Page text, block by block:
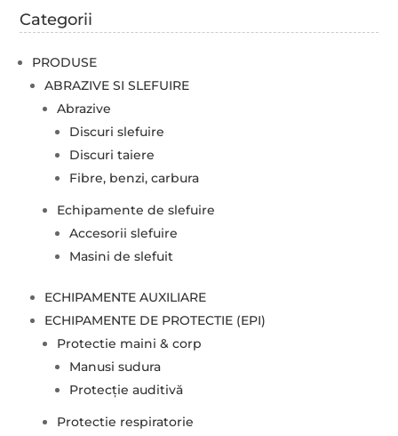
Categorii
PRODUSE
ABRAZIVE SI SLEFUIRE
Abrazive
Discuri slefuire
Discuri taiere
Fibre, benzi, carbura
Echipamente de slefuire
Accesorii slefuire
Masini de slefuit
ECHIPAMENTE AUXILIARE
ECHIPAMENTE DE PROTECTIE (EPI)
Protectie maini & corp
Manusi sudura
Protecție auditivă
Protectie respiratorie